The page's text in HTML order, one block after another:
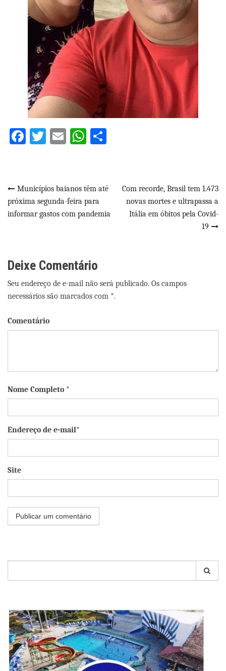
Facebook
Twitter
EmailWhatsApp
Navegação
de
Municípios baianos têm até
próxima segunda-feira para
informar gastos com pandemia
Com recorde, Brasil tem 1.473
novas mortes e ultrapassa a
Itália em óbitos pela Covid-
19
Deixe Comentário
Seu endereço de e-mail não será publicado. Os campos
necessários são marcados com *.
Comentário
Nome Completo *
Endereço de e-mail*
Site
por: